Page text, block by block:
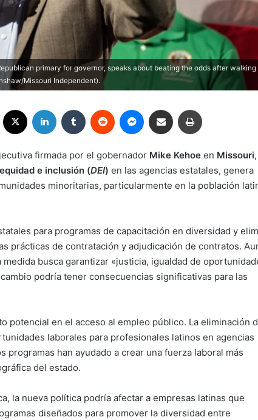
primary for governor, speaks about beating the odds after
Missouri Independent).
Facebook LinkedIn Tumblr Reddit MessengerCompartir por correo electrónico
firmada por el gobernador Mike Kehoe en Missouri
e inclusión (DEI) en las agencias estatales, genera
minoritarias, particularmente en la población
para programas de capacitación en diversidad y
prácticas de contratación y adjudicación de contratos.
busca garantizar «justicia, igualdad de
podría tener consecuencias significativas para las
potencial en el acceso al empleo público. La eliminación
laborales para profesionales latinos en agencias
programas han ayudado a crear una fuerza laboral más
del estado.
la nueva política podría afectar a empresas latinas que
diseñados para promover la diversidad entre